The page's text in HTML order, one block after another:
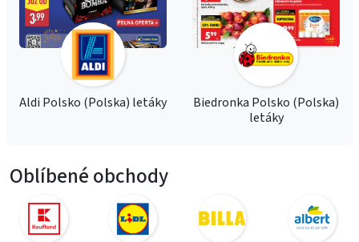
Aldi Polsko (Polska) letáky
Biedronka Polsko (Polska)
letáky
Oblíbené obchody